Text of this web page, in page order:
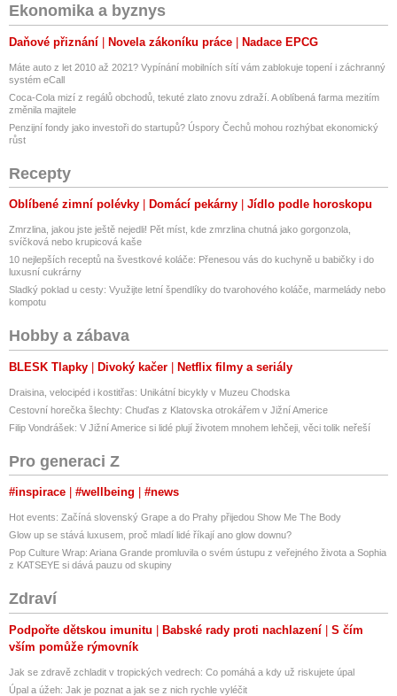
Ekonomika a byznys
Daňové přiznání Novela zákoníku práce Nadace EPCG
Máte auto z let 2010 až 2021? Vypínání mobilních sítí vám zablokuje topení i záchranný
systém eCall
Coca-Cola mizí z regálů obchodů, tekuté zlato znovu zdraží. A oblíbená farma mezitím
změnila majitele
Penzijní fondy jako investoři do startupů? Úspory Čechů mohou rozhýbat ekonomický
růst
Recepty
Oblíbené zimní polévky Domácí pekárny Jídlo podle horoskopu
Zmrzlina, jakou jste ještě nejedli! Pět míst, kde zmrzlina chutná jako gorgonzola,
svíčková nebo krupicová kaše
10 nejlepších receptů na švestkové koláče: Přenesou vás do kuchyně u babičky i do
luxusní cukrárny
Sladký poklad u cesty: Využijte letní špendlíky do tvarohového koláče, marmelády nebo
kompotu
Hobby a zábava
BLESK Tlapky Divoký kačer Netflix filmy a seriály
Draisina, velocipéd i kostitřas: Unikátní bicykly v Muzeu Chodska
Cestovní horečka šlechty: Chuďas z Klatovska otrokářem v Jižní Americe
Filip Vondrášek: V Jižní Americe si lidé plují životem mnohem lehčeji, věci tolik neřeší
Pro generaci Z
#inspirace #wellbeing #news
Hot events: Začíná slovenský Grape a do Prahy přijedou Show Me The Body
Glow up se stává luxusem, proč mladí lidé říkají ano glow downu?
Pop Culture Wrap: Ariana Grande promluvila o svém ústupu z veřejného života a Sophia
z KATSEYE si dává pauzu od skupiny
Zdraví
Podpořte dětskou imunitu Babské rady proti nachlazení
S čím
vším pomůže rýmovník
Jak se zdravě zchladit v tropických vedrech: Co pomáhá a kdy už riskujete úpal
Úpal a úžeh: Jak je poznat a jak se z nich rychle vyléčit